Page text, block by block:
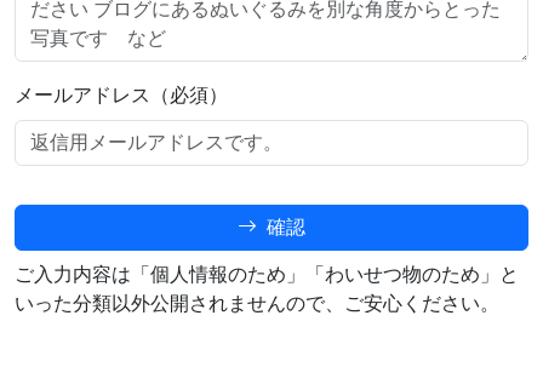
メールアドレス（必須）
確認
ご入力内容は「個人情報のため」「わいせつ物のため」と
いった分類以外公開されませんので、ご安心ください。